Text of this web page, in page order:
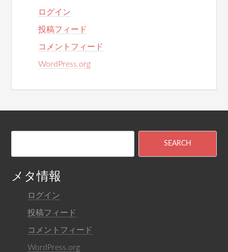
ログイン
投稿フィード
コメントフィード
WordPress.org
メタ情報
ログイン
投稿フィード
コメントフィード
WordPress.org